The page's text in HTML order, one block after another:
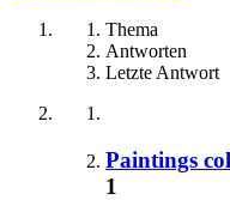
Thema
Antworten
Letzte Antwort
Paintings
1